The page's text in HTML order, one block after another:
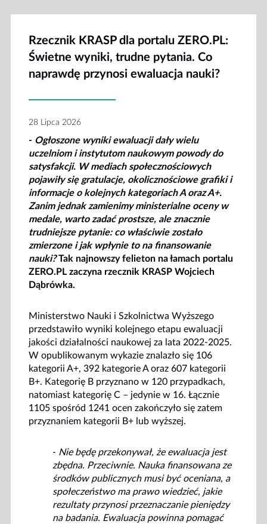
Rzecznik KRASP dla portalu ZERO.PL:
Świetne wyniki, trudne pytania. Co
naprawdę przynosi ewaluacja nauki?
28 Lipca 2026
- Ogłoszone wyniki ewaluacji dały wielu
uczelniom i instytutom naukowym powody do
satysfakcji. W mediach społecznościowych
pojawiły się gratulacje, okolicznościowe grafiki i
informacje o kolejnych kategoriach A oraz A+.
Zanim jednak zamienimy ministerialne oceny w
medale, warto zadać prostsze, ale znacznie
trudniejsze pytanie: co właściwie zostało
zmierzone i jak wpłynie to na finansowanie
nauki?Tak najnowszy felieton na łamach portalu
ZERO.PL zaczyna rzecznik KRASP Wojciech
Dąbrówka.
Ministerstwo Nauki i Szkolnictwa Wyższego
przedstawiło wyniki kolejnego etapu ewaluacji
jakości działalności naukowej za lata 2022-2025.
W opublikowanym wykazie znalazło się 106
kategorii A+, 392 kategorie A oraz 607 kategorii
B+. Kategorię B przyznano w 120 przypadkach,
natomiast kategorię C – jedynie w 16. Łącznie
1105 spośród 1241 ocen zakończyło się zatem
przyznaniem kategorii B+ lub wyższej.
- Nie będę przekonywał, że ewaluacja jest
zbędna. Przeciwnie. Nauka finansowana ze
środków publicznych musi być oceniana, a
społeczeństwo ma prawo wiedzieć, jakie
rezultaty przynosi przeznaczanie pieniędzy
na badania. Ewaluacja powinna pomagać